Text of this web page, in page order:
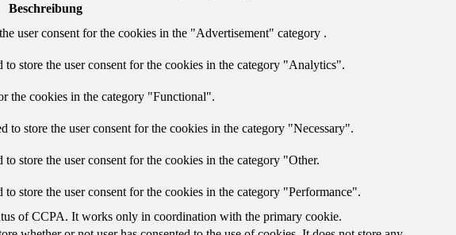
Beschreibung
user consent for the cookies in the "Advertisement" category .
store the user consent for the cookies in the category "Analytics".
the cookies in the category "Functional".
store the user consent for the cookies in the category "Necessary".
store the user consent for the cookies in the category "Other.
store the user consent for the cookies in the category "Performance".
of CCPA. It works only in coordination with the primary cookie.